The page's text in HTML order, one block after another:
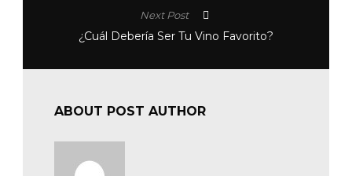
Next Post
¿Cuál Debería Ser Tu Vino Favorito?
ABOUT POST AUTHOR